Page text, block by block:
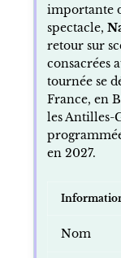
importante
spectacle,
retour sur
consacrées
tournée se
France, en
les Antilles-
en 2027.
Nom